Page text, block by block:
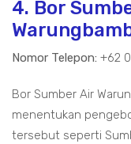
4. Bor
Nomor Telepon: +62
Bor Sumber Air
menentukan
tersebut seperti